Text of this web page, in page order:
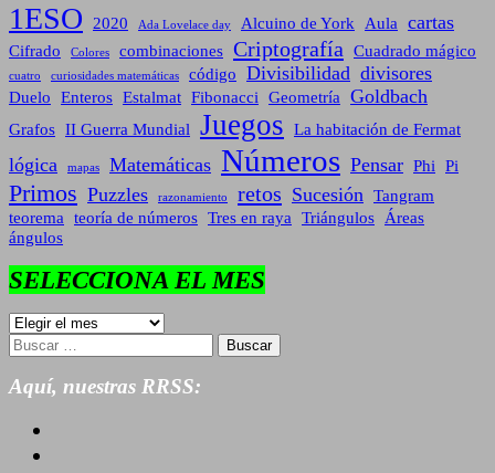
1ESO 2020 Ada Lovelace day Alcuino de York Aula cartas
Cifrado Colores combinaciones Criptografía Cuadrado mágico
cuatro curiosidades matemáticas código Divisibilidad divisores
Duelo Enteros Estalmat Fibonacci Geometría Goldbach
Grafos II Guerra Mundial Juegos La habitación de Fermat
lógica mapas Matemáticas Números Pensar Phi Pi
Primos Puzzles razonamiento retos Sucesión Tangram
teorema teoría de números Tres en raya Triángulos Áreas
ángulos
SELECCIONA EL MES
SELECCIONA
EL
MES
Buscar:
Aquí, nuestras RRSS: